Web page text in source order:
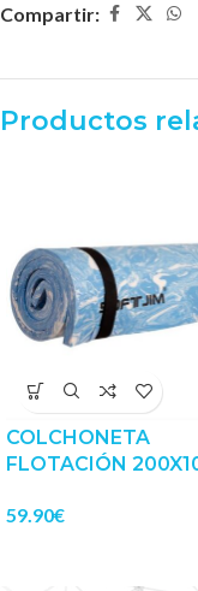
Compartir:
Productos
COLCHONETA
FLOTACIÓN
59.90€